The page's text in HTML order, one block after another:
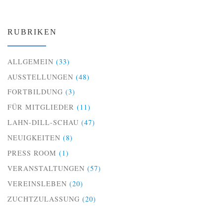
RUBRIKEN
ALLGEMEIN (33)
AUSSTELLUNGEN (48)
FORTBILDUNG (3)
FÜR MITGLIEDER (11)
LAHN-DILL-SCHAU (47)
NEUIGKEITEN (8)
PRESS ROOM (1)
VERANSTALTUNGEN (57)
VEREINSLEBEN (20)
ZUCHTZULASSUNG (20)